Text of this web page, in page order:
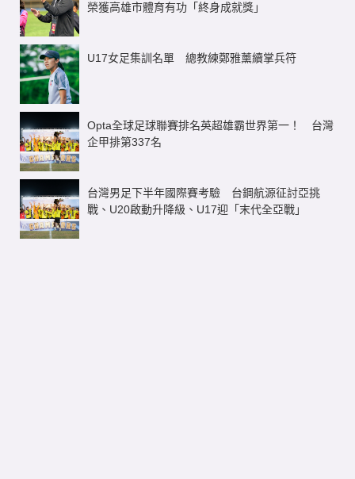
榮獲高雄市體育有功「終身成就獎」
U17女足集訓名單 總教練鄭雅薰續掌兵符
Opta全球足球聯賽排名英超雄霸世界第一！ 台灣
企甲排第337名
台灣男足下半年國際賽考驗 台鋼航源征討亞挑
戰、U20啟動升降級、U17迎「末代全亞戰」